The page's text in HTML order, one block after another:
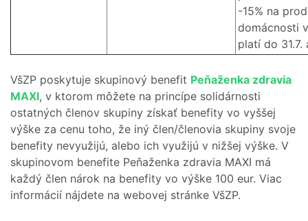
-15% na
domácnosti
platí do 31.7.
VšZP poskytuje skupinový benefit Peňaženka zdravia
MAXI, v ktorom môžete na princípe solidárnosti
ostatných členov skupiny získať benefity vo vyššej
výške za cenu toho, že iný člen/členovia skupiny svoje
benefity nevyužijú, alebo ich využijú v nižšej výške. V
skupinovom benefite Peňaženka zdravia MAXI má
každý člen nárok na benefity vo výške 100 eur. Viac
informácií nájdete na webovej stránke VšZP.